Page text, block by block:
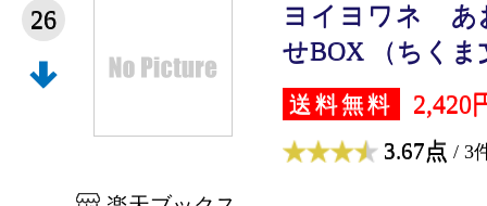
26
ヨイヨワネ あ
せBOX （ちく
送料無料 2,420
3.67点 / 3